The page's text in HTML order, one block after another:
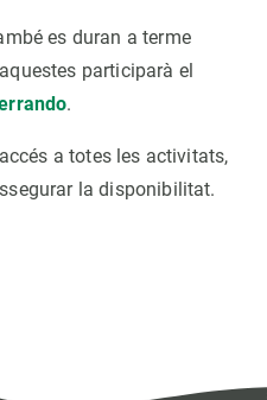
es duran a terme
participarà el
.
a totes les activitats,
la disponibilitat.